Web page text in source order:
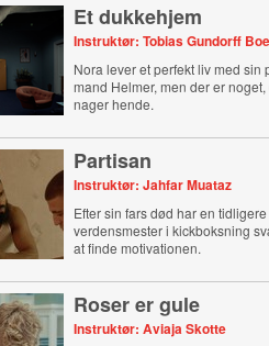
Et dukkehjem
Instruktør: Tobias Gundorff
Nora lever et perfekt liv med sin
mand Helmer, men der er
nager hende.
Partisan
Instruktør: Jahfar Muataz
Efter sin fars død har en tidligere
verdensmester i kickboksning
at finde motivationen.
Roser er gule
Instruktør: Aviaja Skotte